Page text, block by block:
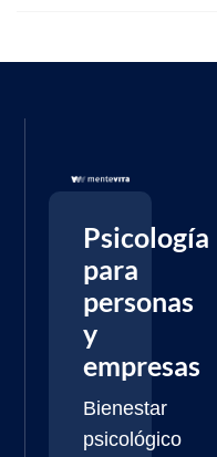
Psicología
para
personas
y
empresas
Bienestar
psicológico